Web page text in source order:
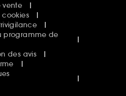
vente
cookies
programme de
des avis